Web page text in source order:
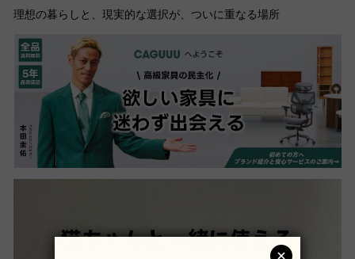
理想の暮らしと、現実的な選択が、ついに重なる場所